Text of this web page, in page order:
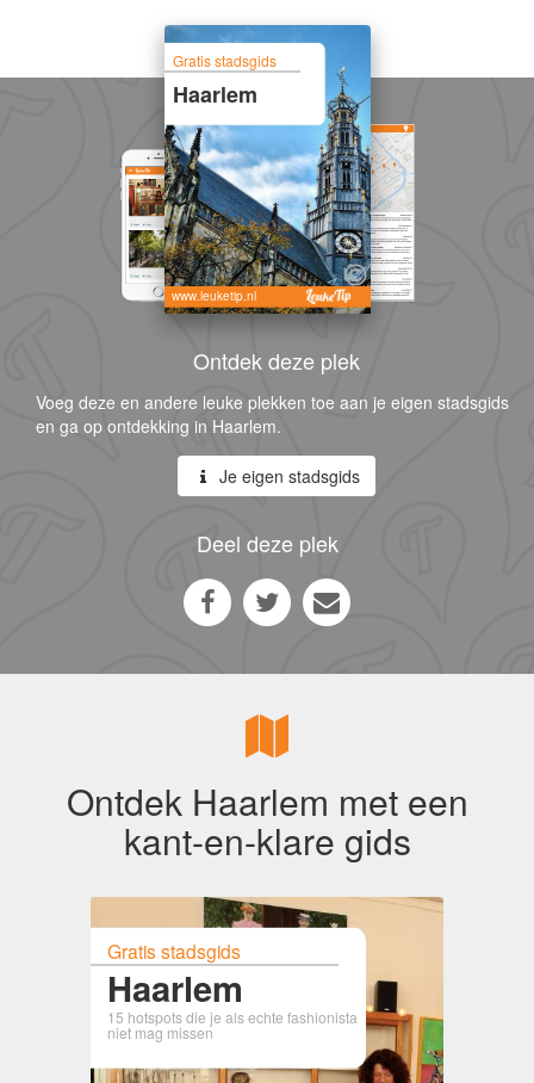
Gratis stadsgids
Haarlem
www.leuketip.nl
Ontdek deze plek
Voeg deze en andere leuke plekken toe aan je eigen stadsgids
en ga op ontdekking in Haarlem.
Je eigen stadsgids
Deel deze plek
Ontdek Haarlem met een
kant-en-klare gids
Gratis stadsgids
Haarlem
15 hotspots die je als echte fashionista
niet mag missen